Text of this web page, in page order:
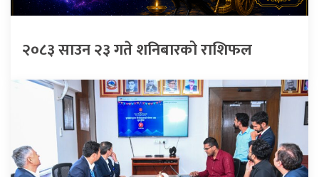
२०८३ साउन २३ गते शनिबारको राशिफल